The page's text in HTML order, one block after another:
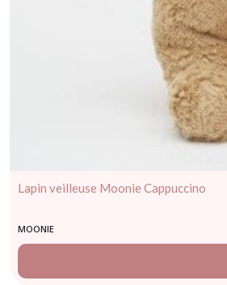
Lapin veilleuse Moonie Cappuccino
MOONIE